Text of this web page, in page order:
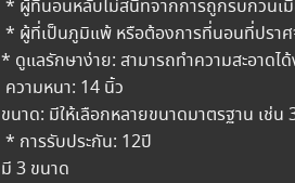
* ผู้ที่นอนหลับไม่สนิทจากการถูกรบกวนเ
* ผู้ที่เป็นภูมิแพ้ หรือต้องการที่นอนที่ปราศ
* ดูแลรักษาง่าย: สามารถทำความสะอาด
ความหนา: 14 นิ้ว
ขนาด: มีให้เลือกหลายขนาดมาตรฐาน เช่
* การรับประกัน: 12ปี
มี 3 ขนาด